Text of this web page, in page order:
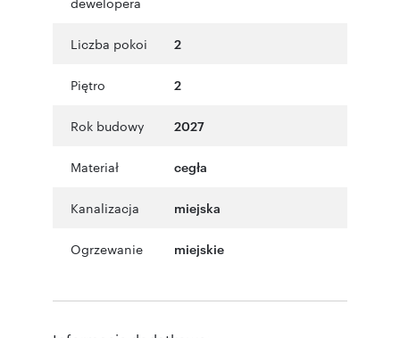
Liczba pokoi 2
Piętro 2
Rok budowy 2027
Materiał cegła
Kanalizacja miejska
Ogrzewanie miejskie